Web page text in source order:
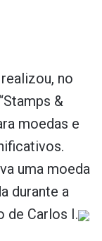
no
&
moedas e
uma moeda
durante a
de Carlos I.